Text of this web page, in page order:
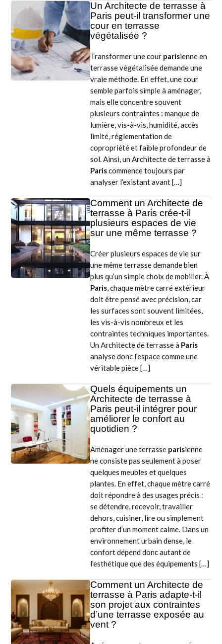
Un Architecte de terrasse à
Paris peut-il transformer une
cour en terrasse
végétalisée ?
Transformer une cour parisienne en
terrasse végétalisée demande une
vraie méthode. En effet, une cour
semble parfois simple à aménager,
mais elle concentre souvent
plusieurs contraintes : manque de
lumière, vis-à-vis, humidité, accès
limité, réglementation de
copropriété et faible profondeur de
sol. Ainsi, un Architecte de terrasse à
Pariscommence toujours par
analyser l’existant avant […]
Comment un Architecte de
terrasse à Paris crée-t-il
plusieurs espaces de vie
sur une même terrasse ?
Créer plusieurs espaces de vie sur
une même terrasse demande bien
plus qu’un simple choix de mobilier. À
Paris, chaque mètre carré extérieur
doit être pensé avec précision, car
les surfaces sont souvent limitées,
les vis-à-vis nombreux et les
contraintes techniques importantes.
Un Architecte de terrasse à Paris
analyse donc l’espace comme une
véritable pièce […]
Quels équipements un
Architecte de terrasse à
Paris peut-il intégrer pour
améliorer le confort au
quotidien ?
Aménager une terrasse parisienne
ne consiste pas seulement à poser
quelques meubles et quelques
plantes. En effet, chaque mètre carré
doit répondre à des usages précis :
se détendre, recevoir, travailler
dehors, cuisiner, lire ou simplement
profiter d’un moment calme. Dans un
environnement urbain dense, le
confort dépend donc autant de
l’esthétique que des équipements […]
Comment un Architecte de
terrasse à Paris adapte-t-il
son projet aux contraintes
d’une terrasse exposée au
vent ?